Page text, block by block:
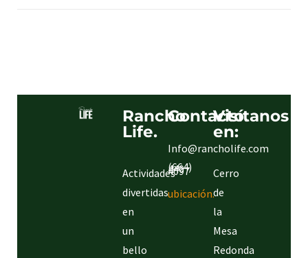
Rancho
Life.
Actividades
divertidas
en
un
bello
Contacto.
Info@rancholife.com
(664)
440
4097
Conoce
la
ubicación.
Visítanos
en:
Cerro
de
la
Mesa
Redonda